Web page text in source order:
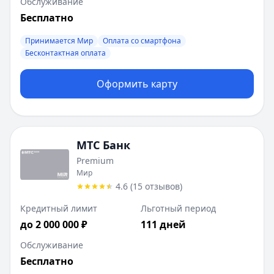
Рейтинг:4.8(11 отзывов)
Лимит:9 999-1 000 000₽
Льготный период:90дней
Платежная система:Мир
(10 отзывов)
Бесплатно
Принимается Мир
Оплата со смартфона
Бесконтактная оплата
Оформить карту
МТС Банк
Premium
Мир
4.6 (15 отзывов)
Кредитный лимит
до 2 000 000 ₽
Льготный период
111 дней
Обслуживание
Бесплатно